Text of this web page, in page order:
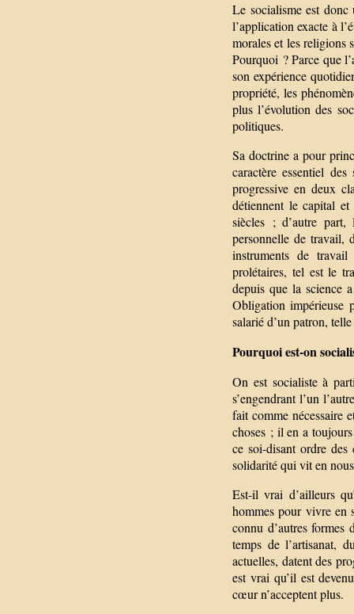
Le socialisme est
l’application exacte à
morales et les religions
Pourquoi ? Parce que
son expérience
propriété, les
plus l’évolution des
politiques.
Sa doctrine a pour
caractère essentiel
progressive en deux
détiennent le capital
siècles ; d’autre
personnelle de travail,
instruments de travail
prolétaires, tel est le
depuis que la science
Obligation impérieuse
salarié d’un patron,
Pourquoi est-on
On est socialiste à
s’engendrant l’un
fait comme nécessaire
choses ; il en a
ce soi-disant ordre
solidarité qui vit en
Est-il vrai d’ailleurs
hommes pour vivre en
connu d’autres formes
temps de l’artisanat,
actuelles, datent des
est vrai qu’il est
cœur n’acceptent plus.